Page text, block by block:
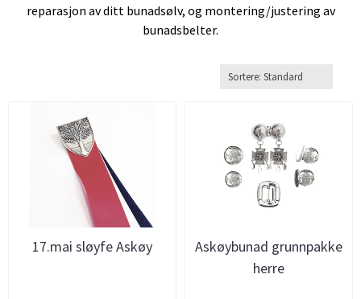
reparasjon av ditt bunadsølv, og montering/justering av
bunadsbelter.
17.mai sløyfe Askøy
Askøybunad grunnpakke
herre